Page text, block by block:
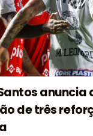
anuncia
de três